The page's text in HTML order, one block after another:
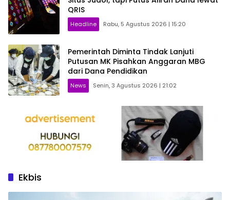
QRIS
Headline Rabu, 5 Agustus 2026 | 15:20
Pemerintah Diminta Tindak Lanjuti
Putusan MK Pisahkan Anggaran MBG
dari Dana Pendidikan
News Senin, 3 Agustus 2026 | 21:02
Ekbis